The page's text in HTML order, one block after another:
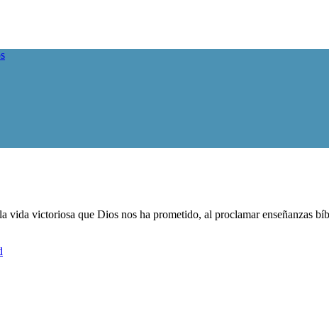
vida victoriosa que Dios nos ha prometido, al proclamar enseñanzas